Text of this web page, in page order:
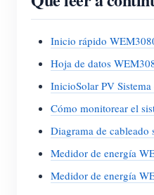
Inicio rápido
Hoja de datos
InicioSolar PV
Cómo monitorear el
Diagrama de cableado
Medidor de energía
Medidor de energía